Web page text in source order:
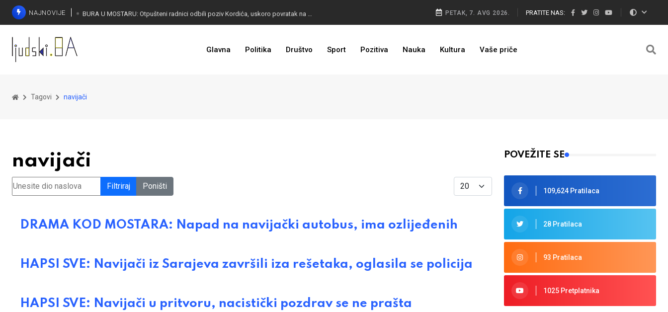
NAJNOVIJE PETAK, 7. AVG 2026. PRATITE NAS:
Glavna Politika Društvo Sport Pozitiva Nauka Kultura Vaše priče
Tagovi navijači
navijači
Unesite dio naslova Filtriraj Poništi Display #
DRAMA KOD MOSTARA: Napad na navijački autobus, ima ozlijeđenih
HAPSI SVE: Navijači iz Sarajeva završili iza rešetaka, oglasila se policija
HAPSI SVE: Navijači u pritvoru, nacistički pozdrav se ne prašta
POVEŽITE SE
109,624 Pratilaca
28 Pratilaca
93 Pratilaca
1025 Pretplatnika